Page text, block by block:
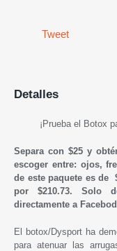
Tweet
Detalles
¡Prueba el Botox
Separa con $25 y
escoger entre: ojos,
de este paquete es de
por $210.73. Solo
directamente a
El botox/Dysport ha
para atenuar las